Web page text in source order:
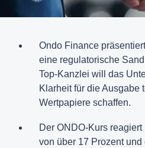
Ondo Finance
eine regulatorische
Top-Kanzlei will das
Klarheit für die Ausgabe
Wertpapiere schaffen.
Der ONDO-Kurs
von über 17 Prozent